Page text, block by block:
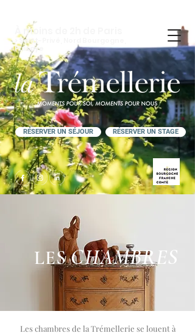
À moins de 2h de Paris
> Saint-Privé, Nord Bourgogne,
Puisaye
RÉSERVER UN SÉJOUR RÉSERVER UN STAGE
LESCHAMBRES
Les chambres de la Trémellerie se louent à